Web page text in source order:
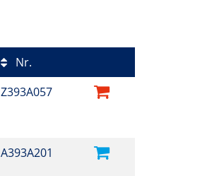
Nr.
Z393A057
A393A201